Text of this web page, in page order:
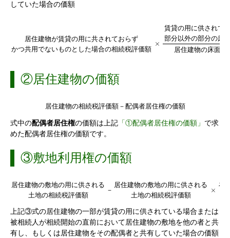
していた場合の価額
居住建物が賃貸の用 に共されてお らず
かつ共用でないものと し た場合の相続税評価額
×
賃貸の用 に供されて
部分以外の部分の床
居住建物の床面
②居住建物の価額
居住建物の相続税評価額－ 配偶者居住権の価額
式中の配偶者居住権の価額は上記 「①配偶者居住権の価額」 で求
めた配偶者居住権の価額です。
③敷地利用権の価額
居住建物の敷地の用 に供される
土地の相続税評価額
－
居住建物の敷地の用 に供される
土地の相続税評価額
×
在
上記③式の居住建物の一部が賃貸の用に供されている場合または
被相続人が相続開始の直前において居住建物の敷地を他の者と共
有し、もしくは居住建物をその配偶者と共有していた場合の価額